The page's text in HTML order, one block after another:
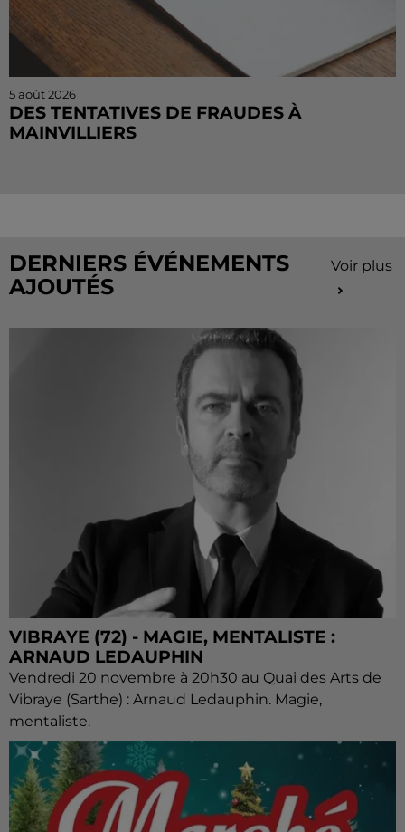
5 août 2026
DES TENTATIVES DE FRAUDES À
MAINVILLIERS
DERNIERS ÉVÉNEMENTS
AJOUTÉS
Voir plus
VIBRAYE (72) - MAGIE, MENTALISTE :
ARNAUD LEDAUPHIN
Vendredi 20 novembre à 20h30 au Quai des Arts de
Vibraye (Sarthe) : Arnaud Ledauphin. Magie,
mentaliste.